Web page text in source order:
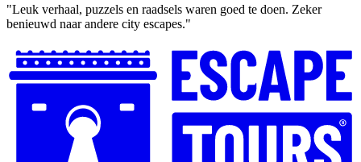
"Leuk verhaal, puzzels en raadsels waren goed te doen. Zeker
benieuwd naar andere city escapes."